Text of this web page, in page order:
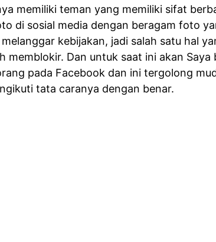
memiliki teman yang memiliki sifat
di sosial media dengan beragam foto
kebijakan, jadi salah satu hal
memblokir. Dan untuk saat ini akan Saya
pada Facebook dan ini tergolong
tata caranya dengan benar.